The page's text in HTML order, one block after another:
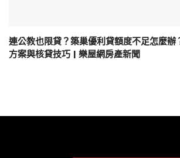
連公教也限貸？築巢優利貸額度不足怎麼辦
方案與核貸技巧 | 樂屋網房產新聞